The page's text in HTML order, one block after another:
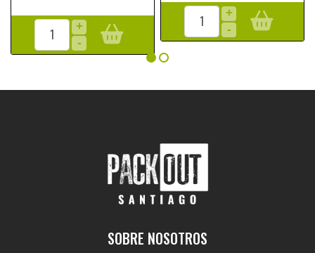
+
-
+
-
SOBRE NOSOTROS